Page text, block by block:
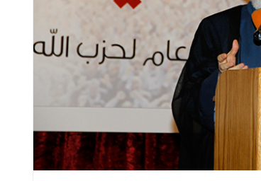
الموقف السياسي